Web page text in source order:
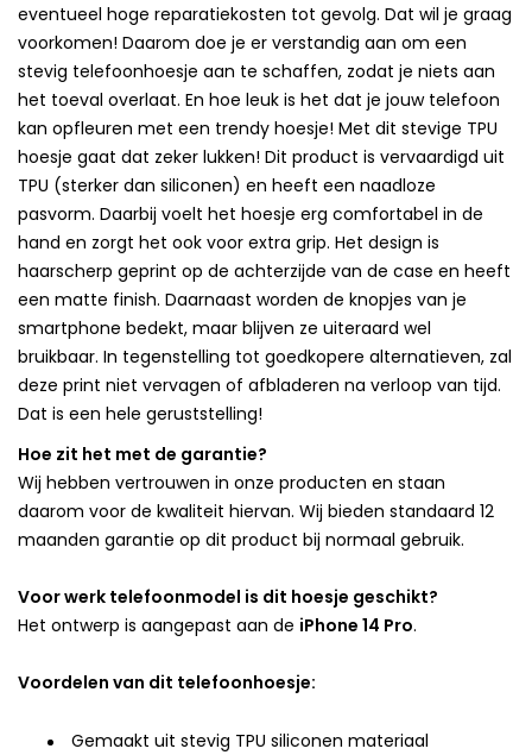
eventueel hoge reparatiekosten tot gevolg. Dat wil je graag
voorkomen! Daarom doe je er verstandig aan om een
stevig telefoonhoesje aan te schaffen, zodat je niets aan
het toeval overlaat. En hoe leuk is het dat je jouw telefoon
kan opfleuren met een trendy hoesje! Met dit stevige TPU
hoesje gaat dat zeker lukken! Dit product is vervaardigd uit
TPU (sterker dan siliconen) en heeft een naadloze
pasvorm. Daarbij voelt het hoesje erg comfortabel in de
hand en zorgt het ook voor extra grip. Het design is
haarscherp geprint op de achterzijde van de case en heeft
een matte finish. Daarnaast worden de knopjes van je
smartphone bedekt, maar blijven ze uiteraard wel
bruikbaar. In tegenstelling tot goedkopere alternatieven, zal
deze print niet vervagen of afbladeren na verloop van tijd.
Dat is een hele geruststelling!
Hoe zit het met de garantie?
Wij hebben vertrouwen in onze producten en staan
daarom voor de kwaliteit hiervan. Wij bieden standaard 12
maanden garantie op dit product bij normaal gebruik.
Voor werk telefoonmodel is dit hoesje geschikt?
Het ontwerp is aangepast aan de iPhone 14 Pro.
Voordelen van dit telefoonhoesje:
Gemaakt uit stevig TPU siliconen materiaal